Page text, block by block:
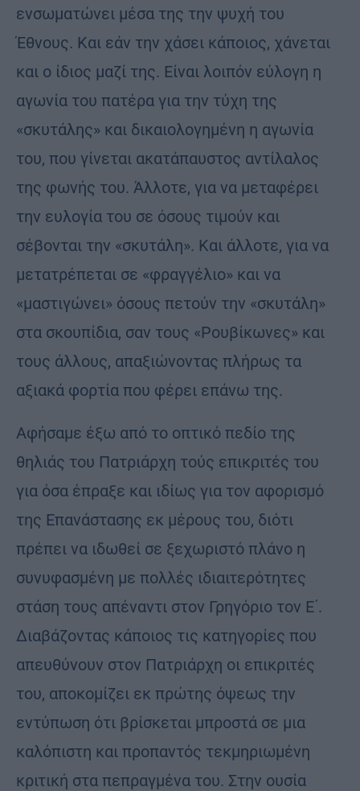
ενσωματώνει μέσα της την ψυχή του
Έθνους. Και εάν την χάσει κάποιος, χάνεται
και ο ίδιος μαζί της. Είναι λοιπόν εύλογη η
αγωνία του πατέρα για την τύχη της
«σκυτάλης» και δικαιολογημένη η αγωνία
του, που γίνεται ακατάπαυστος αντίλαλος
της φωνής του. Άλλοτε, για να μεταφέρει
την ευλογία του σε όσους τιμούν και
σέβονται την «σκυτάλη». Και άλλοτε, για να
μετατρέπεται σε «φραγγέλιο» και να
«μαστιγώνει» όσους πετούν την «σκυτάλη»
στα σκουπίδια, σαν τους «Ρουβίκωνες» και
τους άλλους, απαξιώνοντας πλήρως τα
αξιακά φορτία που φέρει επάνω της.
Αφήσαμε έξω από το οπτικό πεδίο της
θηλιάς του Πατριάρχη τούς επικριτές του
για όσα έπραξε και ιδίως για τον αφορισμό
της Επανάστασης εκ μέρους του, διότι
πρέπει να ιδωθεί σε ξεχωριστό πλάνο η
συνυφασμένη με πολλές ιδιαιτερότητες
στάση τους απέναντι στον Γρηγόριο τον Ε΄.
Διαβάζοντας κάποιος τις κατηγορίες που
απευθύνουν στον Πατριάρχη οι επικριτές
του, αποκομίζει εκ πρώτης όψεως την
εντύπωση ότι βρίσκεται μπροστά σε μια
καλόπιστη και προπαντός τεκμηριωμένη
κριτική στα πεπραγμένα του. Στην ουσία